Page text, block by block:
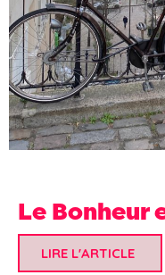
Le Bonheur
LIRE L'ARTICLE